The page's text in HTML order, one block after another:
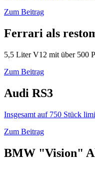
Zum Beitrag
Ferrari als
5,5 Liter V12 mit über 500
Zum Beitrag
Audi RS3
Insgesamt auf 750 Stück
Zum Beitrag
BMW "Vision"